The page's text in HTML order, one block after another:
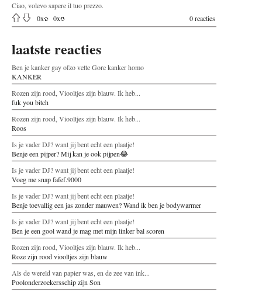
Ciao, volevo sapere il tuo prezzo.
0x 0x 0 reacties
laatste reacties
Ben je kanker gay ofzo vette Gore kanker homo
KANKER
Rozen zijn rood, Viooltjes zijn blauw. Ik heb...
fuk you bitch
Rozen zijn rood, Viooltjes zijn blauw. Ik heb...
Roos
Is je vader DJ? want jij bent echt een plaatje!
Benje een pijper? Mij kan je ook pijpen😂
Is je vader DJ? want jij bent echt een plaatje!
Voeg me snap fafef.9000
Is je vader DJ? want jij bent echt een plaatje!
Benje toevallig een jas zonder mauwen? Wand ik ben je bodywarmer
Is je vader DJ? want jij bent echt een plaatje!
Ben je een gool wand je mag met mijn linker bal scoren
Rozen zijn rood, Viooltjes zijn blauw. Ik heb...
Roze zijn rood viooltjes zijn blauw
Als de wereld van papier was, en de zee van ink...
Poolonderzoekersschip zijn Son